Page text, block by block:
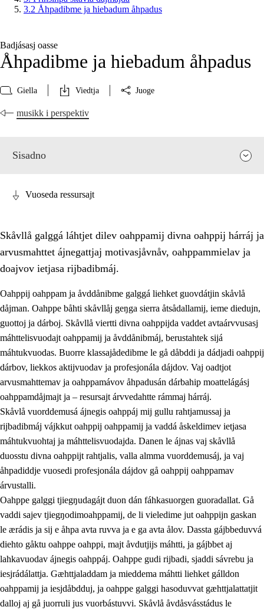
3.2 Åhpadibme ja hiebadum åhpadus
Badjásasj oasse
Åhpadibme ja hiebadum åhpadus
Giella Viedtja Juoge
musikk i perspektiv
Sisadno
3. Prinsihpa skåvlå dåjmajda
3.1 Sebrudahtte oahppambirás
3.2 Åhpadibme ja hiebadum åhpadus
3.3 Aktisasjbarggo sijda ja skåvlå gaskan
3.4 Åhpadus åhpadusvidnudagán ja barggoiellemin
3.5 Profesjåvnåaktisasjvuohta ja skåvllååvddånibme
Vuoseda ressursajt
Skåvllå galggá láhtjet dilev oahppamij divna oahppij hárráj ja
arvusmahttet ájnegattjaj motivasjåvnåv, oahppammielav ja
doajvov ietjasa rijbadibmáj.
Oahppij oahppam ja åvddånibme galggá liehket guovdátjin skåvlå
dåjman. Oahppe båhti skåvllåj geŋga sierra åtsådallamij, ieme diedujn,
guottoj ja dárboj. Skåvllå viertti divna oahppijda vaddet avtaárvvusasj
máhttelisvuodajt oahppamij ja åvddånibmáj, berustahtek sijá
máhtukvuodas. Buorre klassajådedibme le gå dåbddi ja dádjadi oahppij
dárbov, liekkos aktijvuodav ja profesjonála dájdov. Vaj oadtjot
arvusmahttemav ja oahppamávov åhpadusán dárbahip moattelágásj
oahppamdåjmajt ja – resursajt árvvedahtte rámmaj hárráj.
Skåvlå vuorddemusá ájnegis oahppáj mij gullu rahtjamussaj ja
rijbadibmáj vájkkut oahppij oahppamij ja vaddá åskeldimev ietjasa
máhtukvuohtaj ja máhttelisvuodajda. Danen le ájnas vaj skåvllå
duosstu divna oahppijt rahtjalis, valla almma vuorddemusáj, ja vaj
åhpadiddje vuosedi profesjonála dájdov gå oahppij oahppamav
árvustalli.
Oahppe galggi tjiegŋudagájt duon dán fáhkasuorgen guoradallat. Gå
vaddi sajev tjiegŋodimoahppamij, de li vieledime jut oahppijn gaskan
le ærádis ja sij e åhpa avta ruvva ja e ga avta ålov. Dassta gájbbeduvvá
diehto gåktu oahppe oahppi, majt åvdutjijs máhtti, ja gájbbet aj
lahkavuodav ájnegis oahppáj. Oahppe gudi rijbadi, sjaddi sávrebu ja
iesjrádálattja. Gæhttjaladdam ja mieddema máhtti liehket gálldon
oahppamij ja iesjdåbdduj, ja oahppe galggi hasoduvvat gæhttjalattatjit
dalloj aj gå juorruli jus vuorbástuvvi. Skåvlå åvdåsvásstádus le